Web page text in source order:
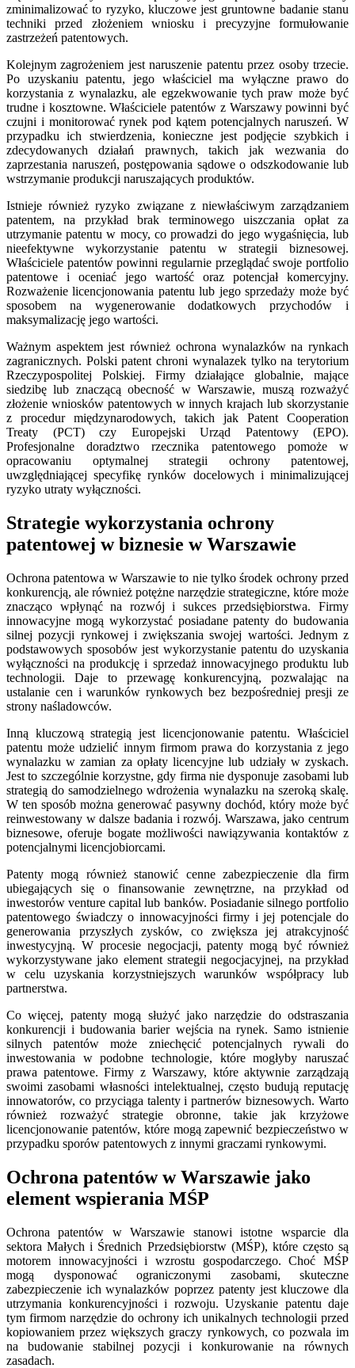
zminimalizować to ryzyko, kluczowe jest gruntowne badanie stanu
techniki przed złożeniem wniosku i precyzyjne formułowanie
zastrzeżeń patentowych.
Kolejnym zagrożeniem jest naruszenie patentu przez osoby trzecie.
Po uzyskaniu patentu, jego właściciel ma wyłączne prawo do
korzystania z wynalazku, ale egzekwowanie tych praw może być
trudne i kosztowne. Właściciele patentów z Warszawy powinni być
czujni i monitorować rynek pod kątem potencjalnych naruszeń. W
przypadku ich stwierdzenia, konieczne jest podjęcie szybkich i
zdecydowanych działań prawnych, takich jak wezwania do
zaprzestania naruszeń, postępowania sądowe o odszkodowanie lub
wstrzymanie produkcji naruszających produktów.
Istnieje również ryzyko związane z niewłaściwym zarządzaniem
patentem, na przykład brak terminowego uiszczania opłat za
utrzymanie patentu w mocy, co prowadzi do jego wygaśnięcia, lub
nieefektywne wykorzystanie patentu w strategii biznesowej.
Właściciele patentów powinni regularnie przeglądać swoje portfolio
patentowe i oceniać jego wartość oraz potencjał komercyjny.
Rozważenie licencjonowania patentu lub jego sprzedaży może być
sposobem na wygenerowanie dodatkowych przychodów i
maksymalizację jego wartości.
Ważnym aspektem jest również ochrona wynalazków na rynkach
zagranicznych. Polski patent chroni wynalazek tylko na terytorium
Rzeczypospolitej Polskiej. Firmy działające globalnie, mające
siedzibę lub znaczącą obecność w Warszawie, muszą rozważyć
złożenie wniosków patentowych w innych krajach lub skorzystanie
z procedur międzynarodowych, takich jak Patent Cooperation
Treaty (PCT) czy Europejski Urząd Patentowy (EPO).
Profesjonalne doradztwo rzecznika patentowego pomoże w
opracowaniu optymalnej strategii ochrony patentowej,
uwzględniającej specyfikę rynków docelowych i minimalizującej
ryzyko utraty wyłączności.
Strategie wykorzystania ochrony
patentowej w biznesie w Warszawie
Ochrona patentowa w Warszawie to nie tylko środek ochrony przed
konkurencją, ale również potężne narzędzie strategiczne, które może
znacząco wpłynąć na rozwój i sukces przedsiębiorstwa. Firmy
innowacyjne mogą wykorzystać posiadane patenty do budowania
silnej pozycji rynkowej i zwiększania swojej wartości. Jednym z
podstawowych sposobów jest wykorzystanie patentu do uzyskania
wyłączności na produkcję i sprzedaż innowacyjnego produktu lub
technologii. Daje to przewagę konkurencyjną, pozwalając na
ustalanie cen i warunków rynkowych bez bezpośredniej presji ze
strony naśladowców.
Inną kluczową strategią jest licencjonowanie patentu. Właściciel
patentu może udzielić innym firmom prawa do korzystania z jego
wynalazku w zamian za opłaty licencyjne lub udziały w zyskach.
Jest to szczególnie korzystne, gdy firma nie dysponuje zasobami lub
strategią do samodzielnego wdrożenia wynalazku na szeroką skalę.
W ten sposób można generować pasywny dochód, który może być
reinwestowany w dalsze badania i rozwój. Warszawa, jako centrum
biznesowe, oferuje bogate możliwości nawiązywania kontaktów z
potencjalnymi licencjobiorcami.
Patenty mogą również stanowić cenne zabezpieczenie dla firm
ubiegających się o finansowanie zewnętrzne, na przykład od
inwestorów venture capital lub banków. Posiadanie silnego portfolio
patentowego świadczy o innowacyjności firmy i jej potencjale do
generowania przyszłych zysków, co zwiększa jej atrakcyjność
inwestycyjną. W procesie negocjacji, patenty mogą być również
wykorzystywane jako element strategii negocjacyjnej, na przykład
w celu uzyskania korzystniejszych warunków współpracy lub
partnerstwa.
Co więcej, patenty mogą służyć jako narzędzie do odstraszania
konkurencji i budowania barier wejścia na rynek. Samo istnienie
silnych patentów może zniechęcić potencjalnych rywali do
inwestowania w podobne technologie, które mogłyby naruszać
prawa patentowe. Firmy z Warszawy, które aktywnie zarządzają
swoimi zasobami własności intelektualnej, często budują reputację
innowatorów, co przyciąga talenty i partnerów biznesowych. Warto
również rozważyć strategie obronne, takie jak krzyżowe
licencjonowanie patentów, które mogą zapewnić bezpieczeństwo w
przypadku sporów patentowych z innymi graczami rynkowymi.
Ochrona patentów w Warszawie jako
element wspierania MŚP
Ochrona patentów w Warszawie stanowi istotne wsparcie dla
sektora Małych i Średnich Przedsiębiorstw (MŚP), które często są
motorem innowacyjności i wzrostu gospodarczego. Choć MŚP
mogą dysponować ograniczonymi zasobami, skuteczne
zabezpieczenie ich wynalazków poprzez patenty jest kluczowe dla
utrzymania konkurencyjności i rozwoju. Uzyskanie patentu daje
tym firmom narzędzie do ochrony ich unikalnych technologii przed
kopiowaniem przez większych graczy rynkowych, co pozwala im
na budowanie stabilnej pozycji i konkurowanie na równych
zasadach.